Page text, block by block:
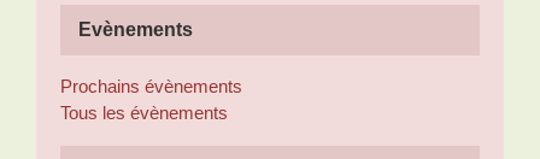
Evènements
Prochains évènements
Tous les évènements